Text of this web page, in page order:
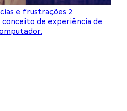
e frustrações 2
de experiência de